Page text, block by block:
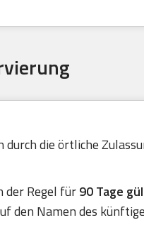
die örtliche
der Regel für90 Tage
den Namen des